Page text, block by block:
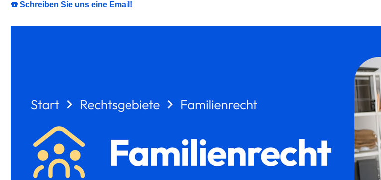
☎️ Schreiben Sie uns eine Email!